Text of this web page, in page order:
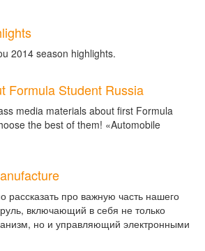
2014 season highlights.
Formula Student Russia
media materials about first Formula
the best of them! «Automobile
рассказать про важную часть нашего
включающий в себя не только
но и управляющий электронными